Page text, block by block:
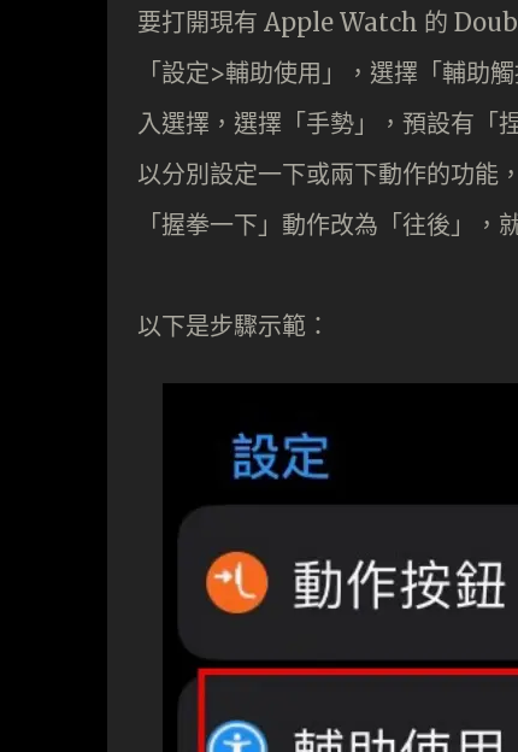
要打開現有 Apple Watch 的
「設定>輔助使用」，選擇「輔助
入選擇，選擇「手勢」，預設有
以分別設定一下或兩下動作的功能
「握拳一下」動作改為「往後」，
以下是步驟示範：